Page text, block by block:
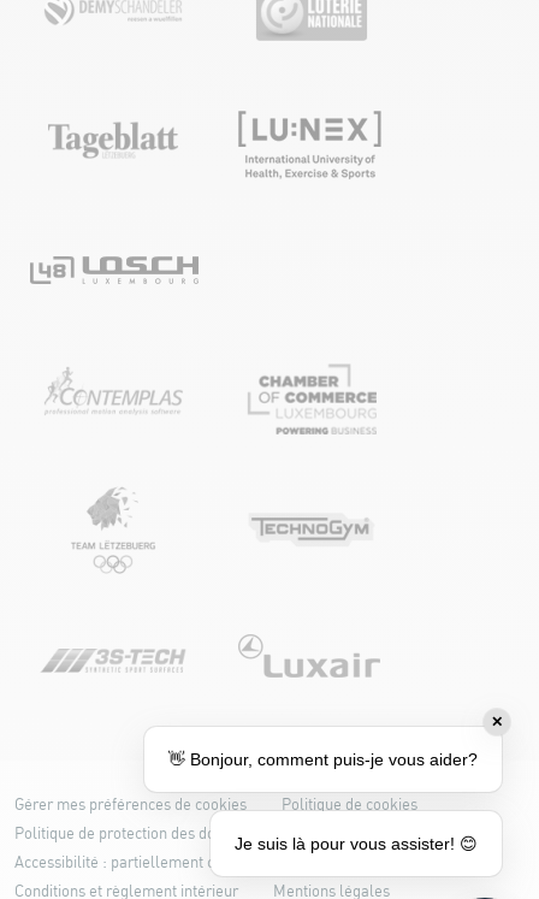
Gérer mes préférences de cookies
Politique de cookies
Politique de protection des données
Accessibilité : partiellement conforme
Conditions et règlement intérieur
Mentions légales
✕
👋 Bonjour, comment puis-je vous aider?
Je suis là pour vous assister! 😊